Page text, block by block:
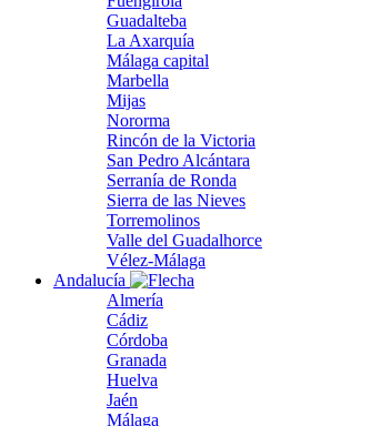
Guadalteba
La Axarquía
Málaga capital
Marbella
Mijas
Nororma
Rincón de la Victoria
San Pedro Alcántara
Serranía de Ronda
Sierra de las Nieves
Torremolinos
Valle del Guadalhorce
Vélez-Málaga
Andalucía
Almería
Cádiz
Córdoba
Granada
Huelva
Jaén
Málaga